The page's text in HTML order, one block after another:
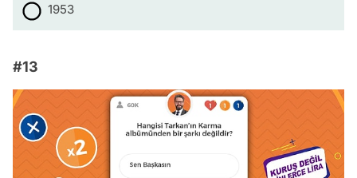
1953
#13